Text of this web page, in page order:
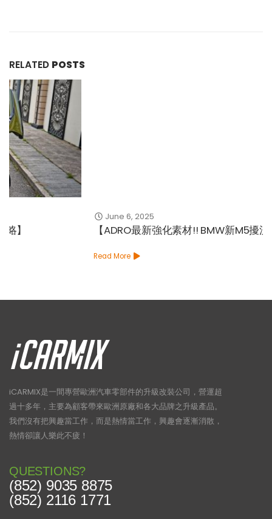
RELATED POSTS
【ADRO最新強化素材!! BMW新M5擾流組件
iCARMIX是一間專營歐洲汽車零部件的升級改裝公司，營運超
過十多年，主要為顧客帶來歐洲原廠和各大品牌之升級產品。
我們沒有把興趣當工作，而是熱情當工作，興趣會逐漸消散，
熱情卻讓人樂此不疲！
QUESTIONS?
(852) 9035 8875
(852) 2116 1771